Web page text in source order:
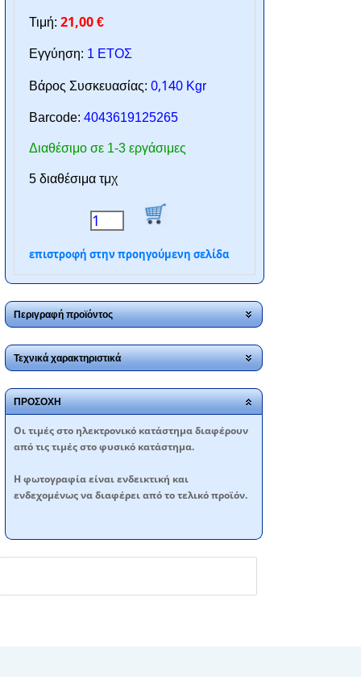
Τιμή: 21,00 €
Εγγύηση: 1 ΕΤΟΣ
Βάρος Συσκευασίας: 0,140 Kgr
Barcode: 4043619125265
Διαθέσιμο σε 1-3 εργάσιμες
5 διαθέσιμα τμχ
επιστροφή στην προηγούμενη σελίδα
Περιγραφή προϊόντος
Τεχνικά χαρακτηριστικά
ΠΡΟΣΟΧΗ
Oι τιμές στο ηλεκτρονικό κατάστημα διαφέρουν
από τις τιμές στο φυσικό κατάστημα.
Η φωτογραφία είναι ενδεικτική και
ενδεχομένως να διαφέρει από το τελικό προϊόν.